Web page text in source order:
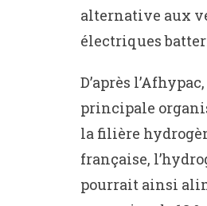
alternative aux
électriques
D’après l’Afhypac,
principale
la filière
française,
pourrait ainsi